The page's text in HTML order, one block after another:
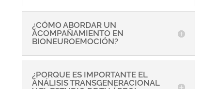
¿CÓMO ABORDAR UN
ACOMPAÑAMIENTO EN
BIONEUROEMOCIÓN?
¿PORQUE ES IMPORTANTE EL
ANÁLISIS TRANSGENERACIONAL